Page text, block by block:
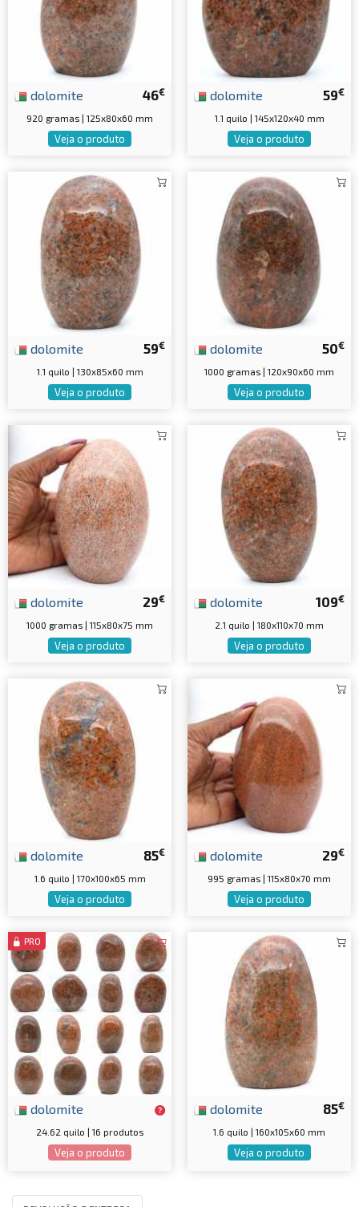
46€
dolomite
920 gramas | 125x80x60 mm
Veja o produto
59€
dolomite
1.1 quilo | 145x120x40 mm
Veja o produto
59€
dolomite
1.1 quilo | 130x85x60 mm
Veja o produto
50€
dolomite
1000 gramas | 120x90x60 mm
Veja o produto
29€
dolomite
1000 gramas | 115x80x75 mm
Veja o produto
109€
dolomite
2.1 quilo | 180x110x70 mm
Veja o produto
85€
dolomite
1.6 quilo | 170x100x65 mm
Veja o produto
29€
dolomite
995 gramas | 115x80x70 mm
Veja o produto
PRO
dolomite
24.62 quilo | 16 produtos
Veja o produto
85€
dolomite
1.6 quilo | 160x105x60 mm
Veja o produto